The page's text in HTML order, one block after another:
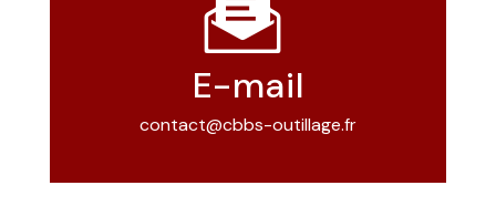
E-mail
contact@cbbs-outillage.fr